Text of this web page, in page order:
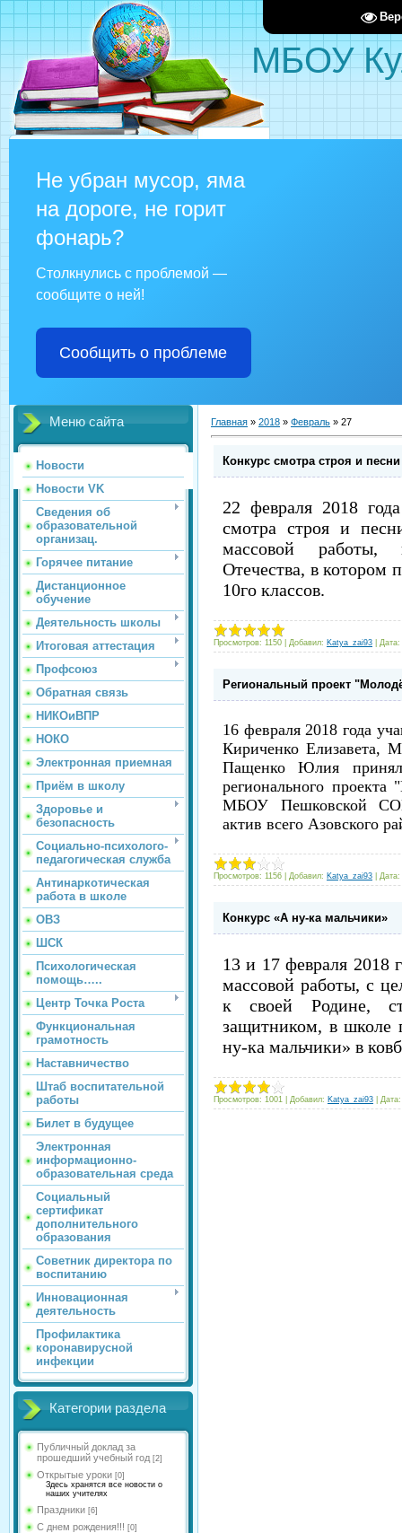
МБОУ
Не убран мусор, яма
на дороге, не горит
фонарь?
Столкнулись с проблемой —
сообщите о ней!
Сообщить о проблеме
Меню сайта
Новости
Новости VK
Сведения об
образовательной
организац.
Горячее питание
Дистанционное
обучение
Деятельность школы
Итоговая аттестация
Профсоюз
Обратная связь
НИКОиВПР
НОКО
Электронная приемная
Приём в школу
Здоровье и
безопасность
Социально-психолого-
педагогическая служба
Антинаркотическая
работа в школе
ОВЗ
ШСК
Психологическая
помощь…..
Центр Точка Роста
Функциональная
грамотность
Наставничество
Штаб воспитательной
работы
Билет в будущее
Электронная
информационно-
образовательная среда
Социальный
сертификат
дополнительного
образования
Советник директора по
воспитанию
Инновационная
деятельность
Профилактика
коронавирусной
инфекции
Категории раздела
Публичный доклад за
прошедший учебный год [2]
Открытые уроки [0]
Здесь хранятся все новости о
наших учителях
Праздники [6]
С днем рождения!!! [0]
Главная » 2018 » Февраль » 27
Конкурс смотра строя и песни
22 февраля 2018
смотра строя и
массовой работы,
Отечества, в котором
10го классов.
Просмотров: 1150 Добавил: Katya_zai93 Дата:
Региональный проект
16 февраля 2018 года
Кириченко Елизавета,
Пащенко Юлия
регионального
МБОУ Пешковской
актив всего Азовского
Просмотров: 1156 Добавил: Katya_zai93 Дата:
Конкурс «А ну-ка мальчики»
13 и 17 февраля 2018
массовой работы, с
к своей Родине,
защитником, в школе
ну-ка мальчики» в
Просмотров: 1001 Добавил: Katya_zai93 Дата: